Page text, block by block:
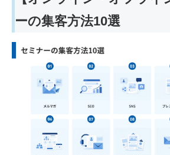
ーの集客方法10選